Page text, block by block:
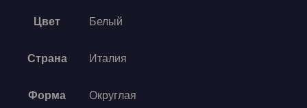
Цвет Белый
Страна Италия
Форма Округлая